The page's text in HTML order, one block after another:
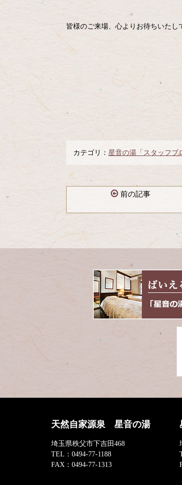
皆様のご来場、心よりお待ちいたし
カテゴリ： 星音の湯「スタッフブ
前の記事
ン
の
天然自家源泉 星音の湯
埼玉県秩父市下吉田468
TEL： 0494-77-1188
FAX： 0494-77-1313